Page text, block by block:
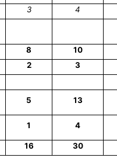
3 4
8
10
2
3
5 13
1 4
16 30